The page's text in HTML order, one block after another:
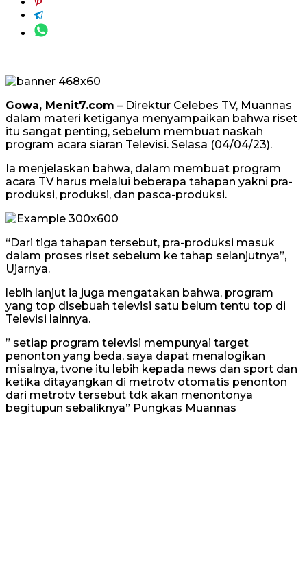
Gowa, Menit7.com – Direktur Celebes TV, Muannas
dalam materi ketiganya menyampaikan bahwa riset
itu sangat penting, sebelum membuat naskah
program acara siaran Televisi. Selasa (04/04/23).
Ia menjelaskan bahwa, dalam membuat program
acara TV harus melalui beberapa tahapan yakni pra-
produksi, produksi, dan pasca-produksi.
“Dari tiga tahapan tersebut, pra-produksi masuk
dalam proses riset sebelum ke tahap selanjutnya”,
Ujarnya.
lebih lanjut ia juga mengatakan bahwa, program
yang top disebuah televisi satu belum tentu top di
Televisi lainnya.
” setiap program televisi mempunyai target
penonton yang beda, saya dapat menalogikan
misalnya, tvone itu lebih kepada news dan sport dan
ketika ditayangkan di metrotv otomatis penonton
dari metrotv tersebut tdk akan menontonya
begitupun sebaliknya” Pungkas Muannas